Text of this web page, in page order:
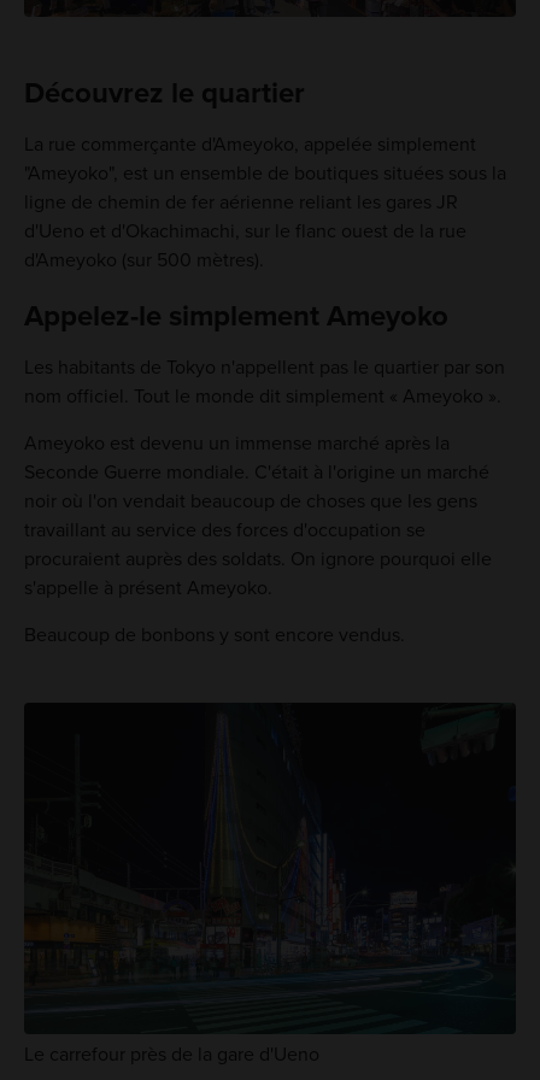
Découvrez le quartier
La rue commerçante d'Ameyoko, appelée simplement
"Ameyoko", est un ensemble de boutiques situées sous la
ligne de chemin de fer aérienne reliant les gares JR
d'Ueno et d'Okachimachi, sur le flanc ouest de la rue
d'Ameyoko (sur 500 mètres).
Appelez-le simplement Ameyoko
Les habitants de Tokyo n'appellent pas le quartier par son
nom officiel. Tout le monde dit simplement « Ameyoko ».
Ameyoko est devenu un immense marché après la
Seconde Guerre mondiale. C'était à l'origine un marché
noir où l'on vendait beaucoup de choses que les gens
travaillant au service des forces d'occupation se
procuraient auprès des soldats. On ignore pourquoi elle
s'appelle à présent Ameyoko.
Beaucoup de bonbons y sont encore vendus.
Le carrefour près de la gare d'Ueno